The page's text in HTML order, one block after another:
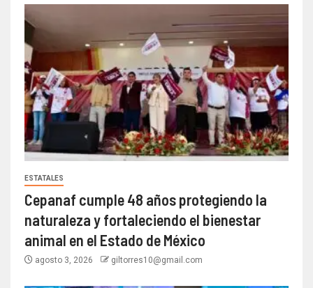
ESTATALES
Cepanaf cumple 48 años protegiendo la
naturaleza y fortaleciendo el bienestar
animal en el Estado de México
agosto 3, 2026 giltorres10@gmail.com